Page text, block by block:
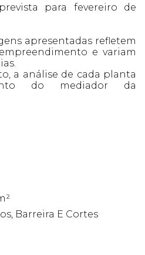
para fevereiro de
apresentadas refletem
e variam
a análise de cada planta
do mediador da
Barreira E Cortes